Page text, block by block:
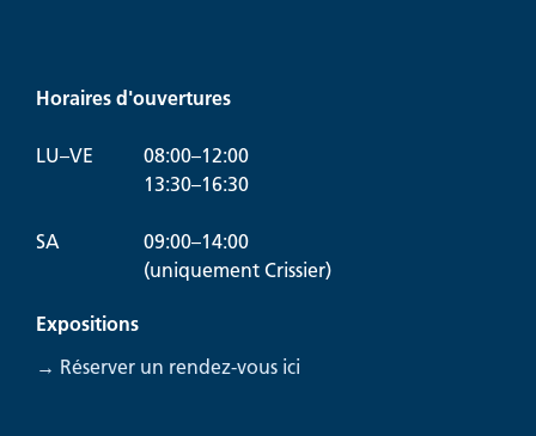
Horaires d'ouvertures
LU–VE
08:00–12:00
13:30–16:30
SA
09:00–14:00
(uniquement Crissier)
Expositions
→ Réserver un rendez-vous ici